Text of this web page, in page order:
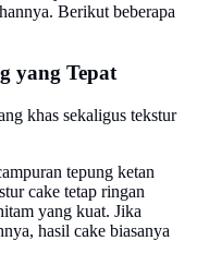
Berikut beberapa
yang Tepat
khas sekaligus tekstur
tepung ketan
cake tetap ringan
yang kuat. Jika
hasil cake biasanya